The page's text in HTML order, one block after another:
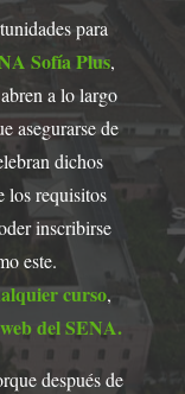
para
Sofía Plus,
a lo largo
asegurarse de
dichos
los requisitos
inscribirse
este.
curso,
del SENA.
después de